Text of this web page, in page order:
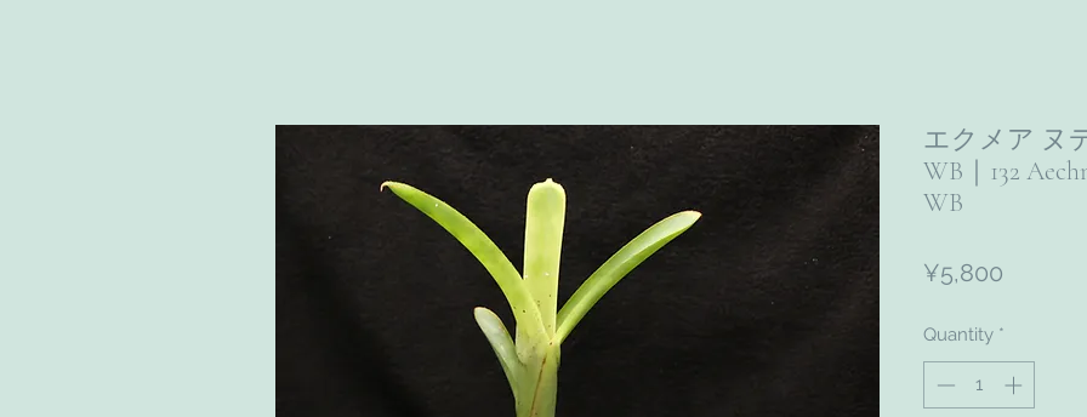
エクメア ヌ
WB｜132
WB
¥5,800
Quantity *